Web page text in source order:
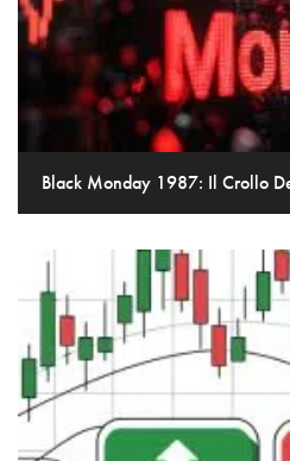
Black Monday 1987: Il Crollo